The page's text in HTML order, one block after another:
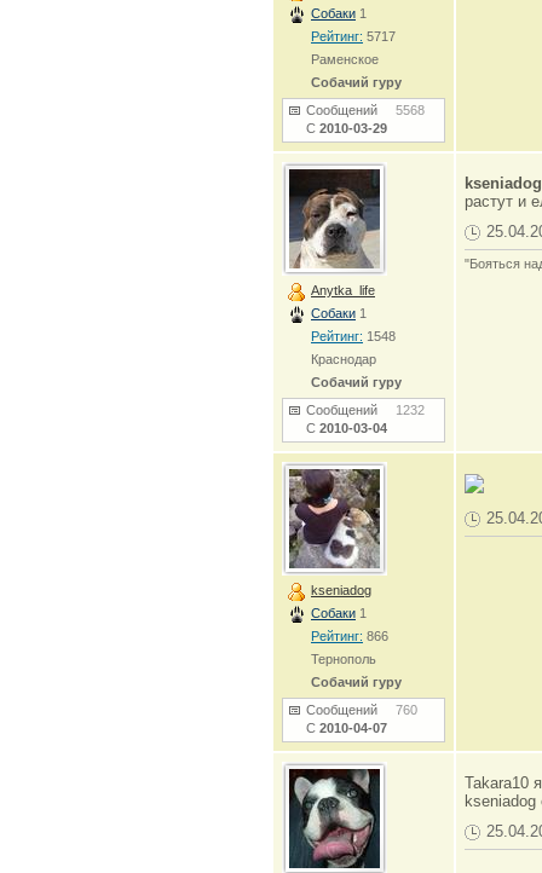
Собаки 1
Рейтинг: 5717
Раменское
Собачий гуру
Сообщений 5568
С 2010-03-29
Anytka_life
Собаки 1
Рейтинг: 1548
Краснодар
Собачий гуру
Сообщений 1232
С 2010-03-04
kseniadog
растут и
"Бояться
kseniadog
Собаки 1
Рейтинг: 866
Тернополь
Собачий гуру
Сообщений 760
С 2010-04-07
Takara10
kseniadog